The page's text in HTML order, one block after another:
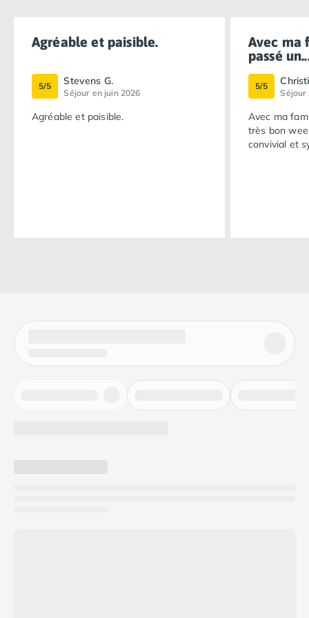
Agréable et paisible.
5/5 Stevens G.
Séjour en juin 2026
Agréable et paisible.
Avec ma
passé
5/5
Séjour
Avec ma famille nous avons
très bon week-end c'était très